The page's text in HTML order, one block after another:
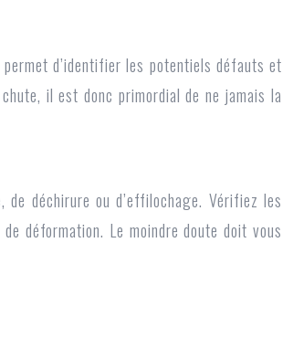
d’identifier les potentiels défauts et
il est donc primordial de ne jamais la
de déchirure ou d’effilochage. Vérifiez les
déformation. Le moindre doute doit vous